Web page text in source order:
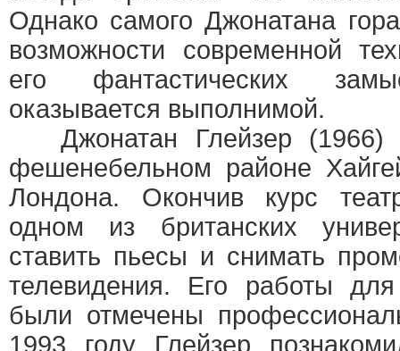
Однако самого Джонатана
возможности современной
его фантастических
оказывается выполнимой.
Джонатан Глейзер (1966)
фешенебельном районе
Лондона. Окончив курс
одном из британских
ставить пьесы и снимать
телевидения. Его работы
были отмечены
1993 году Глейзер